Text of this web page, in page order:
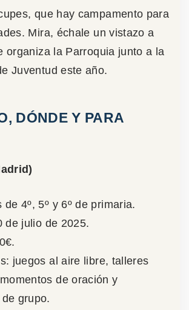
que hay campamento para
Mira, échale un vistazo a
organiza la Parroquia junto a la
Juventud este año.
DÓNDE Y PARA
de 4º, 5º y 6º de primaria.
de julio de 2025.
juegos al aire libre, talleres
de oración y
grupo.